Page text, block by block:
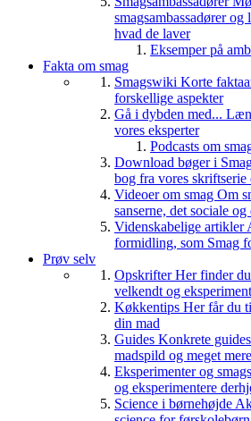
smagsambassadører og
hvad de laver
Eksemper på
Fakta om smag
Smagswiki Korte
forskellige aspekter
Gå i dybden med...
vores eksperter
Podcasts om
Download bøger i
bog fra vores skriftserie
Videoer om smag Om
sanserne, det sociale
Videnskabelige artikler
formidling, som Smag
Prøv selv
OpskrifterHer finder
velkendt og
Køkkentips Her får du
din mad
Guides Konkrete
madspild og meget mere
Eksperimenter og
og eksperimentere
Science i børnehøjde